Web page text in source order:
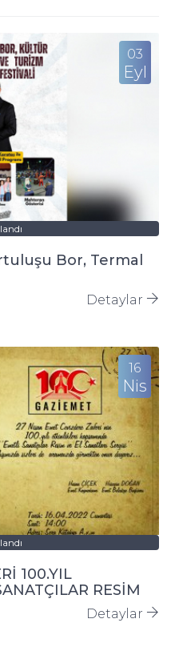
03
Eyl
Bor, Termal
Detaylar
16
Nis
100.YIL
RESİM
Detaylar